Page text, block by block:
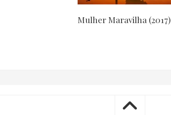
Mulher Maravilha (2017)